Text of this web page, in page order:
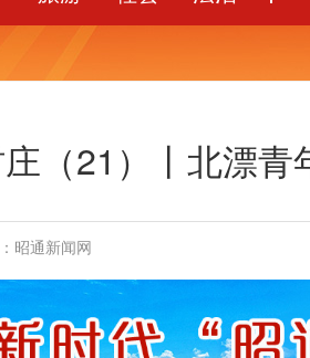
（21）丨北漂青
昭通新闻网